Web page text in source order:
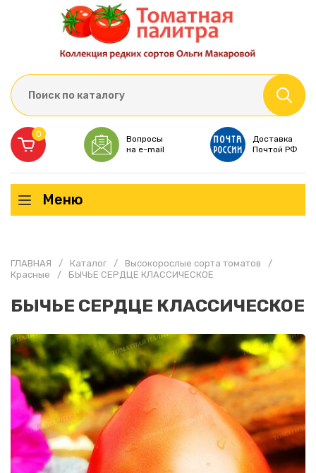
Вопросы
на e-mail
Доставка
Почтой РФ
0
Меню
ГЛАВНАЯ / Каталог / Высокорослые сорта томатов
/
Красные
/ БЫЧЬЕ СЕРДЦЕ КЛАССИЧЕСКОЕ
БЫЧЬЕ СЕРДЦЕ КЛАССИЧЕСКОЕ